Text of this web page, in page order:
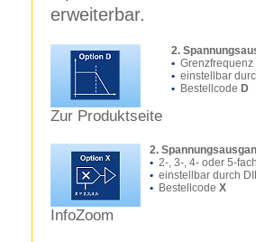
erweiterbar.
Zur Produktseite
2.
• Grenzfrequenz
• einstellbar
• Bestellcode D
InfoZoom
2.
• 2-, 3-, 4- oder 5-
• einstellbar durch
• Bestellcode X